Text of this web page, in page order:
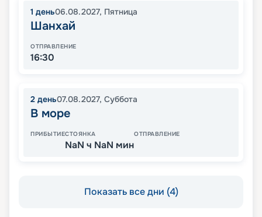
1 день06.08.2027, Пятница
Шанхай
ОТПРАВЛЕНИЕ
16:30
2 день07.08.2027, Суббота
В море
ПРИБЫТИЕСТОЯНКА
NaN ч NaN мин
ОТПРАВЛЕНИЕ
Показать все дни (4)